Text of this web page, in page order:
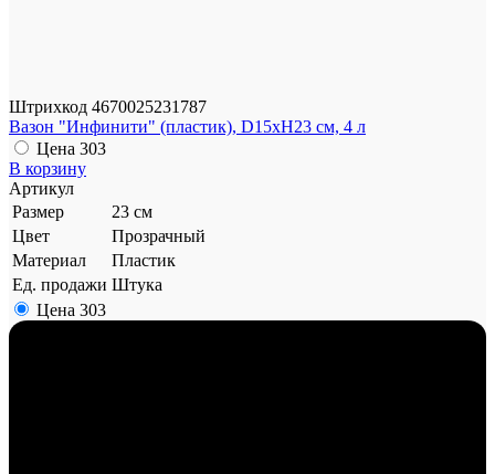
Штрихкод 4670025231787
Вазон "Инфинити" (пластик), D15xH23 см, 4 л
Цена 303
В корзину
Артикул
Размер
23 см
Цвет
Прозрачный
Материал
Пластик
Ед. продажи Штука
Цена 303